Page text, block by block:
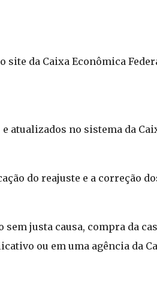
site da Caixa Econômica
atualizados no sistema da
do reajuste e a correção
justa causa, compra da
ou em uma agência da